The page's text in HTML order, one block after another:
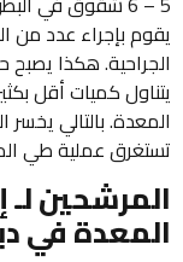
يقوم بإجراء عدد من
الجراحية. هكذا
يتناول كميات أقل
المعدة. بالتالي يخسر
تستغرق عملية طي المعدة من
المرشحين
المعدة في